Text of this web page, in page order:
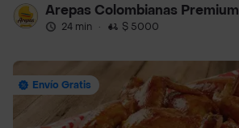
Arepas Colombianas Premium
24 min · $ 5000
Envío Gratis